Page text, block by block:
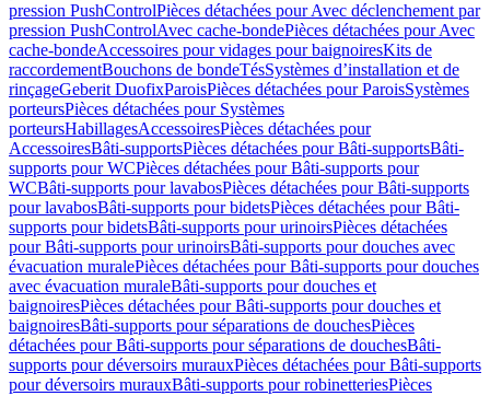
pression PushControlPièces détachées pour Avec déclenchement par
pression PushControlAvec cache-bondePièces détachées pour Avec
cache-bondeAccessoires pour vidages pour baignoiresKits de
raccordementBouchons de bondeTésSystèmes d’installation et de
rinçageGeberit DuofixParoisPièces détachées pour ParoisSystèmes
porteursPièces détachées pour Systèmes
porteursHabillagesAccessoiresPièces détachées pour
AccessoiresBâti-supportsPièces détachées pour Bâti-supportsBâti-
supports pour WCPièces détachées pour Bâti-supports pour
WCBâti-supports pour lavabosPièces détachées pour Bâti-supports
pour lavabosBâti-supports pour bidetsPièces détachées pour Bâti-
supports pour bidetsBâti-supports pour urinoirsPièces détachées
pour Bâti-supports pour urinoirsBâti-supports pour douches avec
évacuation muralePièces détachées pour Bâti-supports pour douches
avec évacuation muraleBâti-supports pour douches et
baignoiresPièces détachées pour Bâti-supports pour douches et
baignoiresBâti-supports pour séparations de douchesPièces
détachées pour Bâti-supports pour séparations de douchesBâti-
supports pour déversoirs murauxPièces détachées pour Bâti-supports
pour déversoirs murauxBâti-supports pour robinetteriesPièces